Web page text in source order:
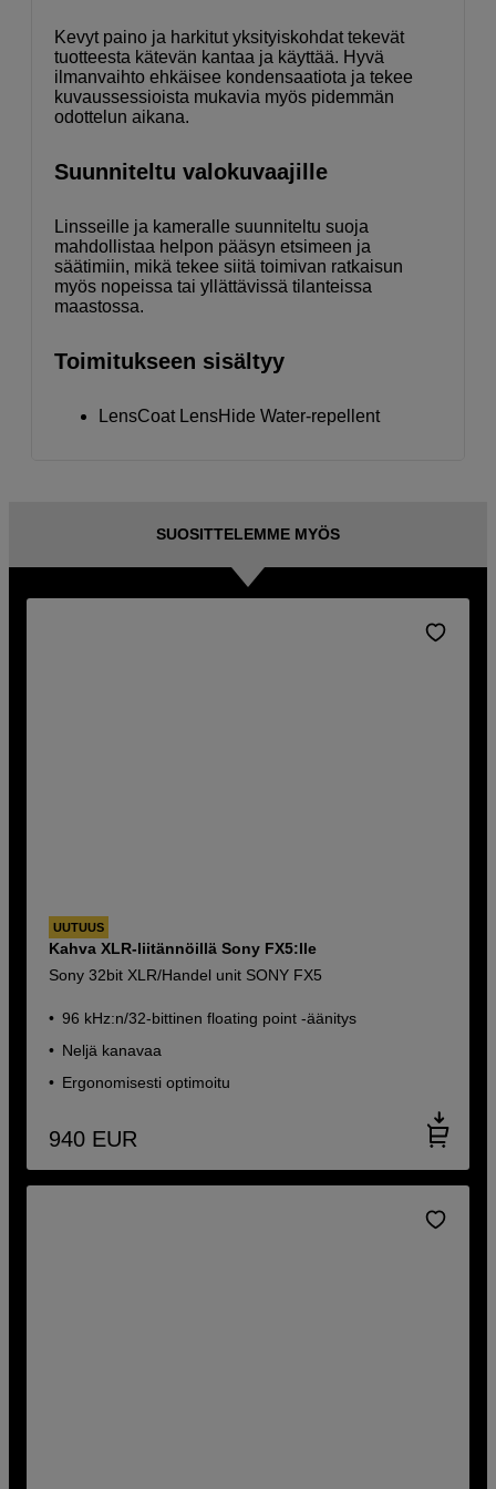
Kevyt paino ja harkitut yksityiskohdat tekevät
tuotteesta kätevän kantaa ja käyttää. Hyvä
ilmanvaihto ehkäisee kondensaatiota ja tekee
kuvaussessioista mukavia myös pidemmän
odottelun aikana.
Suunniteltu valokuvaajille
Linsseille ja kameralle suunniteltu suoja
mahdollistaa helpon pääsyn etsimeen ja
säätimiin, mikä tekee siitä toimivan ratkaisun
myös nopeissa tai yllättävissä tilanteissa
maastossa.
Toimitukseen sisältyy
LensCoat LensHide Water-repellent
SUOSITTELEMME MYÖS
UUTUUS
Kahva XLR-liitännöillä Sony FX5:lle
Sony 32bit XLR/Handel unit SONY FX5
96 kHz:n/32-bittinen floating point -äänitys
Neljä kanavaa
Ergonomisesti optimoitu
940 EUR